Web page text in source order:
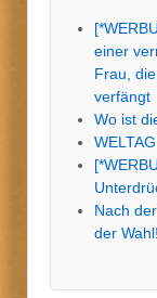
einer
Frau,
verfängt
Wo ist
Nach
der